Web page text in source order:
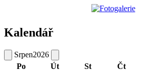
Kalendář
Srpen2026
Po
Út St Čt